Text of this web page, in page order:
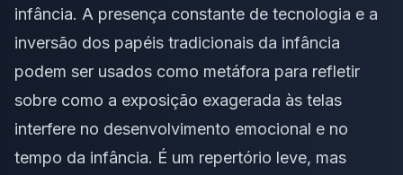
infância. A presença constante de tecnologia e a
inversão dos papéis tradicionais da infância
podem ser usados como metáfora para refletir
sobre como a exposição exagerada às telas
interfere no desenvolvimento emocional e no
tempo da infância. É um repertório leve, mas